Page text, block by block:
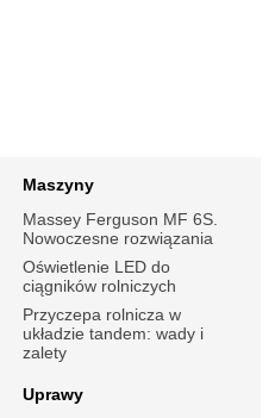
Maszyny
Massey Ferguson MF 6S.
Nowoczesne rozwiązania
Oświetlenie LED do
ciągników rolniczych
Przyczepa rolnicza w
układzie tandem: wady i
zalety
Uprawy